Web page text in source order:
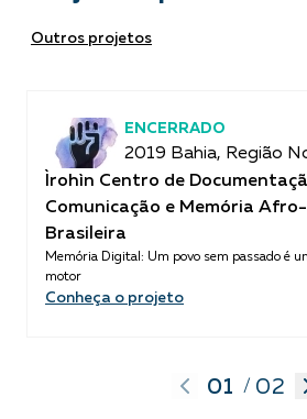
Outros projetos
ENCERRADO
2019 Bahia, Região
Ìrohìn Centro de
Comunicação e Memória Afro-
Brasileira
Memória Digital: Um povo sem passado é
motor
Conheça o projeto
01 / 02